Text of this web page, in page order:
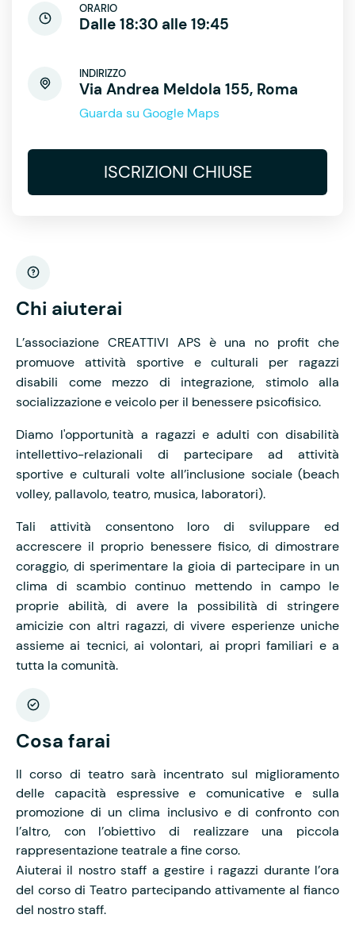
ORARIO
Dalle 18:30 alle 19:45
INDIRIZZO
Via Andrea Meldola 155, Roma
Guarda su Google Maps
ISCRIZIONI CHIUSE
Chi aiuterai
L’associazione CREATTIVI APS è una no profit che
promuove attività sportive e culturali per ragazzi
disabili come mezzo di integrazione, stimolo alla
socializzazione e veicolo per il benessere psicofisico.
Diamo l'opportunità a ragazzi e adulti con disabilità
intellettivo-relazionali di partecipare ad attività
sportive e culturali volte all’inclusione sociale (beach
volley, pallavolo, teatro, musica, laboratori).
Tali attività consentono loro di sviluppare ed
accrescere il proprio benessere fisico, di dimostrare
coraggio, di sperimentare la gioia di partecipare in un
clima di scambio continuo mettendo in campo le
proprie abilità, di avere la possibilità di stringere
amicizie con altri ragazzi, di vivere esperienze uniche
assieme ai tecnici, ai volontari, ai propri familiari e a
tutta la comunità.
Cosa farai
Il corso di teatro sarà incentrato sul miglioramento
delle capacità espressive e comunicative e sulla
promozione di un clima inclusivo e di confronto con
l’altro, con l’obiettivo di realizzare una piccola
rappresentazione teatrale a fine corso.
Aiuterai il nostro staff a gestire i ragazzi durante l’ora
del corso di Teatro partecipando attivamente al fianco
del nostro staff.